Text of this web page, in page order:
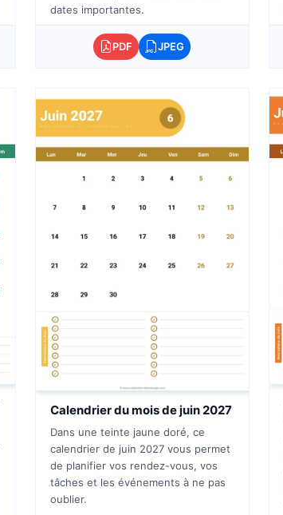
dates importantes.
PDF JPEG
Calendrier du mois de juin 2027
Dans une teinte jaune doré, ce
calendrier de juin 2027 vous permet
de planifier vos rendez-vous, vos
tâches et les événements à ne pas
oublier.